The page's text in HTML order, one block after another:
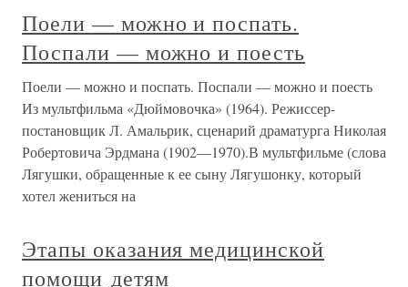
Поели — можно и поспать.
Поспали — можно и поесть
Поели — можно и поспать. Поспали — можно и поесть
Из мультфильма «Дюймовочка» (1964). Режиссер-
постановщик Л. Амальрик, сценарий драматурга Николая
Робертовича Эрдмана (1902—1970).В мультфильме (слова
Лягушки, обращенные к ее сыну Лягушонку, который
хотел жениться на
Этапы оказания медицинской
помощи детям